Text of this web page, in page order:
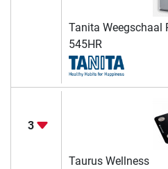
Tanita Weegschaal
545HR
3
Taurus Wellness